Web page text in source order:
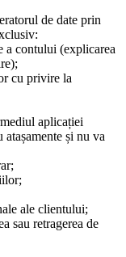
de date prin
a contului (explicarea
cu privire la
aplicației
și nu va
ale clientului;
sau retragerea de